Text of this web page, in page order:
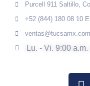
Purcell 911 Saltillo,
+52 (844) 180 08 10
ventas@tucsamx.com
Lu. - Vi. 9:00